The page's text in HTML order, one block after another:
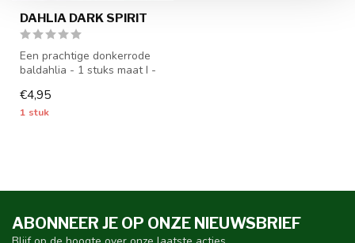
DAHLIA DARK SPIRIT
Een prachtige donkerrode
baldahlia - 1 stuks maat I -
€4,95
1 stuk
ABONNEER JE OP ONZE NIEUWSBRIEF